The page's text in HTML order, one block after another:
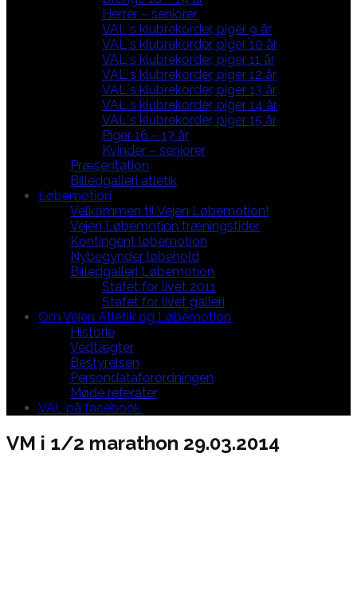
Herrer – seniorer
VAL´s klubrekorder, piger 9 år
VAL´s klubrekorder, piger 10 år
VAL´s klubrekorder, piger 11 år
VAL´s klubrekorder, piger 12 år
VAL´s klubrekorder, piger 13 år
VAL´s klubrekorder, piger 14 år
VAL´s klubrekorder, piger 15 år
Piger 16 – 17 år
Kvinder – seniorer
Præsentation
Billedgalleri atletik
Løbemotion
Velkommen til Vejen Løbemotion!
Vejen Løbemotion træningstider
Kontingent løbemotion
Nybegynder løbehold
Billedgalleri Løbemotion
Stafet for livet 2011
Stafet for livet galleri
Om Vejen Atletik og Løbemotion
Historie
Vedtægter
Bestyrelsen
Persondataforordningen
Møde referater
VAL på facebook
VM i 1/2 marathon 29.03.2014